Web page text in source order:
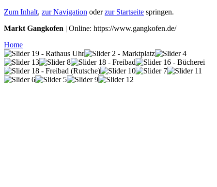
Zum Inhalt, zur Navigation oderzur Startseite springen.
Markt Gangkofen | Online: https://www.gangkofen.de/
Home